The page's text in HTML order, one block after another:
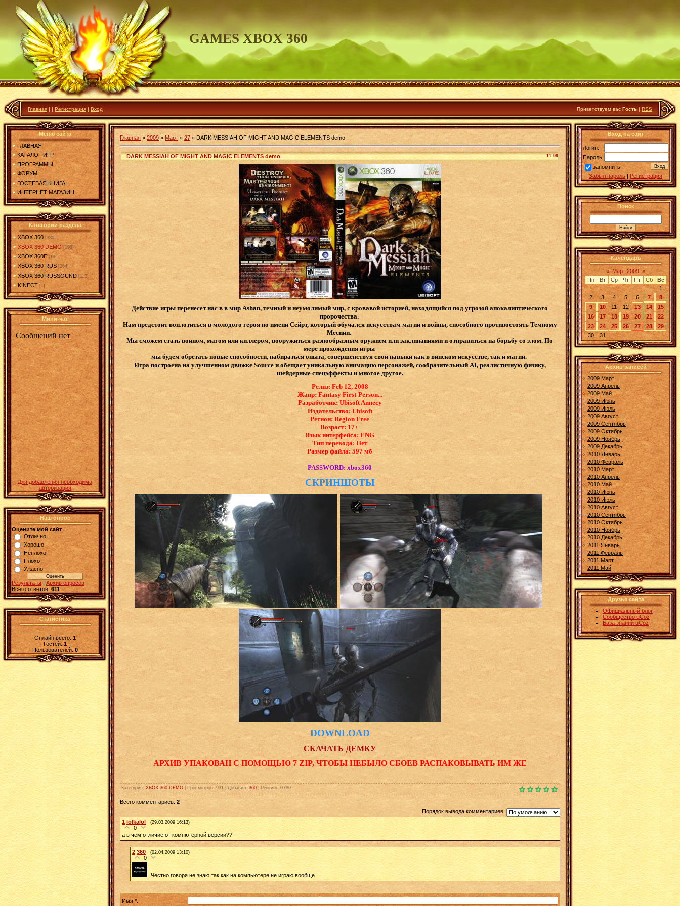
GAMES XBOX 360
Главная | | Регистрация | Вход Приветствуем вас Гость | RSS
Меню сайта
ГЛАВНАЯ
КАТАЛОГ ИГР
ПРОГРАММЫ
ФОРУМ
ГОСТЕВАЯ КНИГА
ИНТЕРНЕТ МАГАЗИН
Категории раздела
XBOX 360 [380]
XBOX 360 DEMO [198]
XBOX 360E [13]
XBOX 360 RUS [264]
XBOX 360 RUSSOUND [113]
KINECT [1]
Мини-чат
Для добавления необходима
авторизация
Наш опрос
Оцените мой сайт
Отлично
Хорошо
Неплохо
Плохо
Ужасно
Результаты | Архив опросов
Всего ответов: 611
Статистика
Онлайн всего:1
Гостей:1
Пользователей: 0
Главная » 2009 » Март » 27 » DARK MESSIAH OF MIGHT AND MAGIC ELEMENTS demo
11:09
DARK MESSIAH OF MIGHT AND MAGIC ELEMENTS demo
Действие игры перенесет нас в в мир Ashan, темный и неумолимый мир, с кровавой историей, находящийся под угрозой апокалиптического
пророчества.
Нам предстоит воплотиться в молодого героя по имени Сейрт, который обучался искусствам магии и войны, способного противостоять Темному
Месиии.
Мы сможем стать воином, магом или киллером, вооружиться разнообразным оружием или заклинаниями и отправиться на борьбу со злом. По
мере прохождения игры
мы будем обретать новые способности, набираться опыта, совершенствуя свои навыки как в винском искусстве, так и магии.
Игра построена на улучшенном движке Source и обещает уникальную анимацию персонажей, сообразительный AI, реалистичную физику,
шейдерные спецэффекты и многое другое.
Релиз: Feb 12, 2008
Жанр: Fantasy First-Person...
Разработчик: Ubisoft Annecy
Издательство: Ubisoft
Регион: Region Free
Возраст: 17+
Язык интерфейса: ​ENG
Тип перевода: Нет
Размер файла: 597 мб
PASSWORD: xbox360
СКРИНШОТЫ
DOWNLOAD
СКАЧАТЬ ДЕМКУ
АРХИВ УПАКОВАН С ПОМОЩЬЮ 7 ZIP, ЧТОБЫ НЕБЫЛО СБОЕВ РАСПАКОВЫВАТЬ ИМ ЖЕ
Категория: XBOX 360 DEMO Просмотров: 931 Добавил: 360 Рейтинг: 0.0/0
Всего комментариев: 2
Порядок вывода комментариев:
1 lolkalol (29.03.2009 16:13)
0
а в чем отличие от компютерной версии??
2 360 (02.04.2009 13:10)
0
Честно говоря не знаю так как на компьютере не играю вообще
Имя *:
Вход на сайт
Логин:
Пароль:
запомнить
Забыл пароль | Регистрация
Поиск
Календарь
« Март 2009 »
Пн
Вт Ср Чт Пт Сб
Вс
1
2
3 4 5 6 7
8
9
10 11 12 13 14
15
16
17 18 19 20 21
22
23
24 25 26 27 28
29
30
31
Архив записей
2009 Март
2009 Апрель
2009 Май
2009 Июнь
2009 Июль
2009 Август
2009 Сентябрь
2009 Октябрь
2009 Ноябрь
2009 Декабрь
2010 Январь
2010 Февраль
2010 Март
2010 Апрель
2010 Май
2010 Июнь
2010 Июль
2010 Август
2010 Сентябрь
2010 Октябрь
2010 Ноябрь
2010 Декабрь
2011 Январь
2011 Февраль
2011 Март
2011 Май
Друзья сайта
Официальный блог
Сообщество uCoz
База знаний uCoz